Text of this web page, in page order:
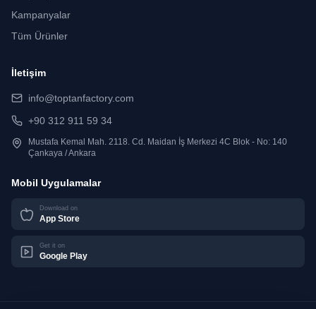
Kampanyalar
Tüm Ürünler
İletişim
info@toptanfactory.com
+90 312 911 59 34
Mustafa Kemal Mah. 2118. Cd. Maidan İş Merkezi 4C Blok - No: 140
Çankaya / Ankara
Mobil Uygulamalar
Download on
App Store
Get it on
Google Play